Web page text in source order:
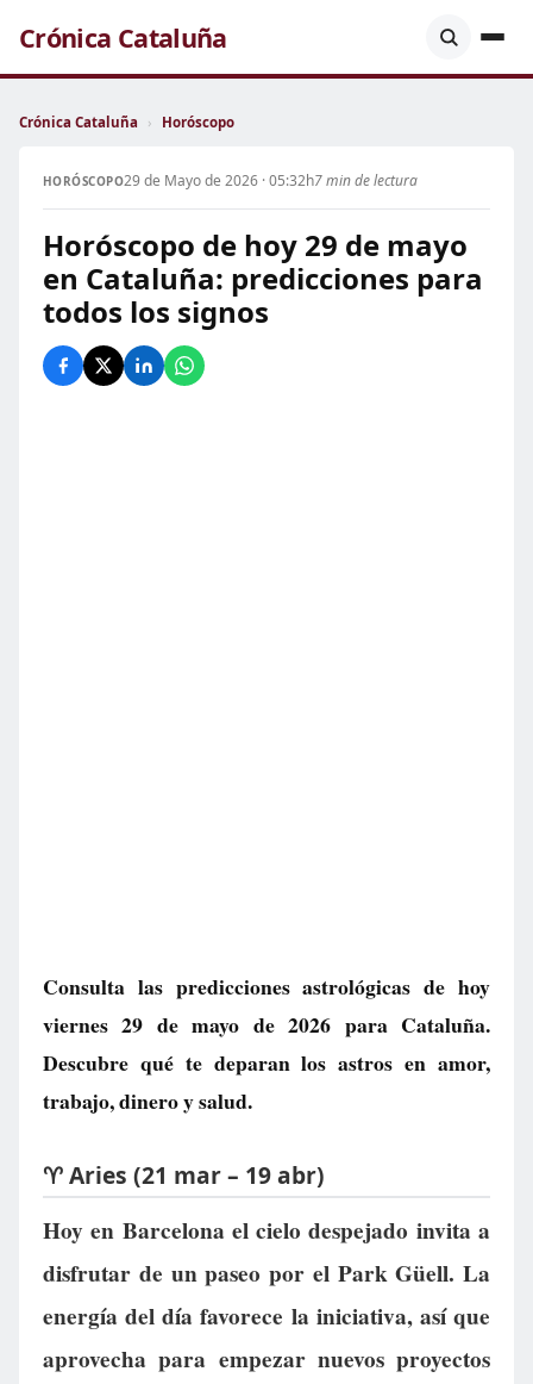
Crónica Cataluña
Crónica Cataluña › Horóscopo
HORÓSCOPO29 de Mayo de 2026 · 05:32h7 min de lectura
Horóscopo de hoy 29 de mayo
en Cataluña: predicciones para
todos los signos
Consulta las predicciones astrológicas de hoy
viernes 29 de mayo de 2026 para Cataluña.
Descubre qué te deparan los astros en amor,
trabajo, dinero y salud.
♈ Aries (21 mar – 19 abr)
Hoy en Barcelona el cielo despejado invita a
disfrutar de un paseo por el Park Güell. La
energía del día favorece la iniciativa, así que
aprovecha para empezar nuevos proyectos